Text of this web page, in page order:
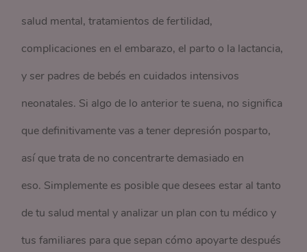
salud mental, tratamientos de fertilidad,
complicaciones en el embarazo, el parto o la lactancia,
y ser padres de bebés en cuidados intensivos
neonatales. Si algo de lo anterior te suena, no significa
que definitivamente vas a tener depresión posparto,
así que trata de no concentrarte demasiado en
eso. Simplemente es posible que desees estar al tanto
de tu salud mental y analizar un plan con tu médico y
tus familiares para que sepan cómo apoyarte después